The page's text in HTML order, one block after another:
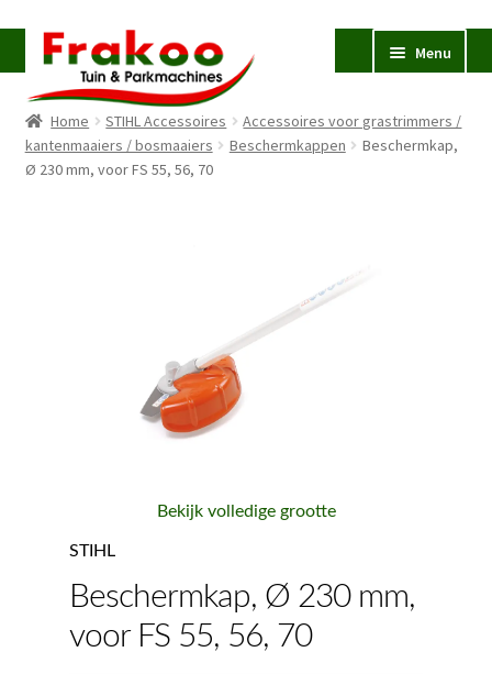
Ga
door
naar
navigatie
Ga
naar
de
inhoud
Menu
Homepage
Verkoop en Reparatie
Home STIHL Accessoires
Accessoires voor grastrimmers /
kantenmaaiers / bosmaaiers
Beschermkappen
Beschermkap,
Ø 230 mm, voor FS 55, 56, 70
Bekijk volledige grootte
STIHL
Beschermkap, Ø 230 mm,
voor FS 55, 56, 70